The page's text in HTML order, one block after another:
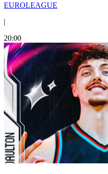
EUROLEAGUE
|
20:00